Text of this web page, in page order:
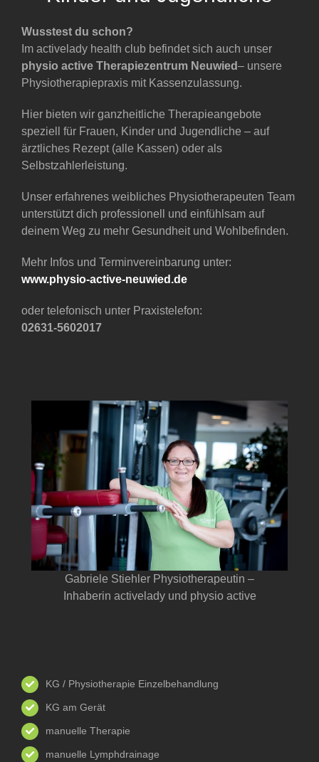
Wusstest du schon?
Im activelady health club befindet sich auch unser
physio active Therapiezentrum Neuwied– unsere
Physiotherapiepraxis mit Kassenzulassung.
Hier bieten wir ganzheitliche Therapieangebote
speziell für Frauen, Kinder und Jugendliche – auf
ärztliches Rezept (alle Kassen) oder als
Selbstzahlerleistung.
Unser erfahrenes weibliches Physiotherapeuten Team
unterstützt dich professionell und einfühlsam auf
deinem Weg zu mehr Gesundheit und Wohlbefinden.
Mehr Infos und Terminvereinbarung unter:
www.physio-active-neuwied.de
oder telefonisch unter Praxistelefon:
02631-5602017
Gabriele Stiehler Physiotherapeutin –
Inhaberin activelady und physio active
KG / Physiotherapie Einzelbehandlung
KG am Gerät
manuelle Therapie
manuelle Lymphdrainage